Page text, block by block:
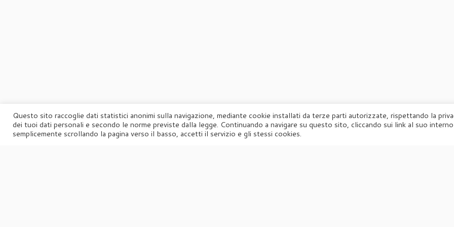
© 2026 Agorà Powered by Designed con il
Questo sito raccoglie dati statistici anonimi sulla navigazione, mediante cookie installati da terze parti autorizzate, rispettando la
dei tuoi dati personali e secondo le norme previste dalla legge. Continuando a navigare su questo sito, cliccando sui link al suo
semplicemente scrollando la pagina verso il basso, accetti il servizio e gli stessi cookies.